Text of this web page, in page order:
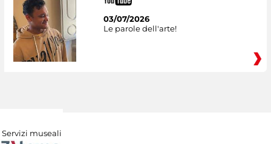
03/07/2026
Le parole dell'arte!
Servizi museali